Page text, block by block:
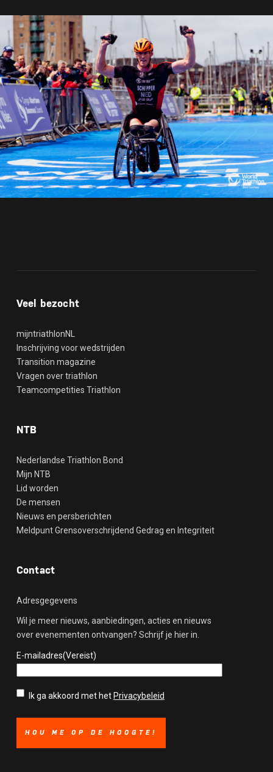
Veel bezocht
mijntriathlonNL
Inschrijving voor wedstrijden
Transition magazine
Vragen over triathlon
Teamcompetities Triathlon
NTB
Nederlandse Triathlon Bond
Mijn NTB
Lid worden
De mensen
Nieuws en persberichten
Meldpunt Grensoverschrijdend Gedrag en Integriteit
Contact
Adresgegevens
Wil je meer nieuws, aanbiedingen, acties en nieuws
over evenementen ontvangen? Schrijf je hier in.
E-mailadres(Vereist)
Privacybeleid(Vereist)
Ik ga akkoord met het Privacybeleid